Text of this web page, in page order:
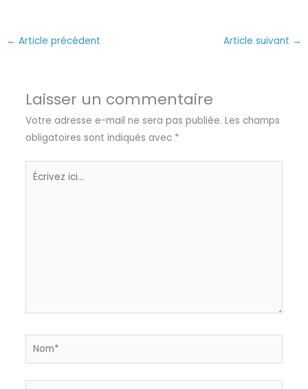
← Article précédent Article suivant →
Laisser un commentaire
Votre adresse e-mail ne sera pas publiée. Les champs
obligatoires sont indiqués avec *
Écrivez
Nom*